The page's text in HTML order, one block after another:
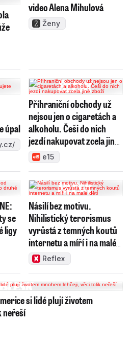
video Alena Mihulová
Ženy
úpal
Příhraniční obchody už
nejsou jen o cigaretách a
alkoholu. Češi do nich
jezdí nakupovat zcela jiné
zbožíe15
se
ligy
Násilí bez motivu.
Nihilistický terorismus
vyrůstá z temných koutů
internetu a míří i na malé
dětiReflex
si lidé plují životem
neřeší